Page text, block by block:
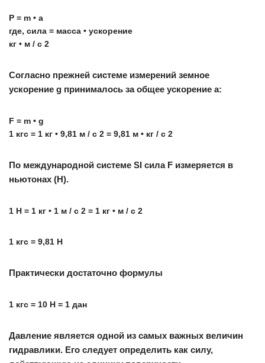
Р = m • а
где, сила = масса • ускорение
кг • м / с 2
Согласно прежней системе измерений земное
ускорение g принималось за общее ускорение а:
F = m • g
1 кгс = 1 кг • 9,81 м / с 2 = 9,81 м • кг / с 2
По международной системе SI сила F измеряется в
ньютонах (H).
1 H = 1 кг • 1 м / с 2 = 1 кг • м / с 2
1 кгс = 9,81 H
Практически достаточно формулы
1 кгс = 10 H = 1 дан
Давление является одной из самых важных величин
гидравлики. Его следует определить как силу,